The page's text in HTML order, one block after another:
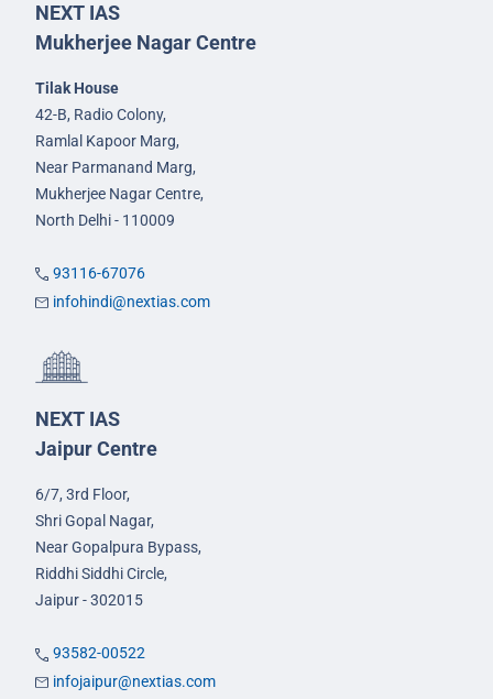
NEXT IAS
Mukherjee Nagar Centre
Tilak House
42-B, Radio Colony,
Ramlal Kapoor Marg,
Near Parmanand Marg,
Mukherjee Nagar Centre,
North Delhi - 110009
93116-67076
infohindi@nextias.com
NEXT IAS
Jaipur Centre
6/7, 3rd Floor,
Shri Gopal Nagar,
Near Gopalpura Bypass,
Riddhi Siddhi Circle,
Jaipur - 302015
93582-00522
infojaipur@nextias.com